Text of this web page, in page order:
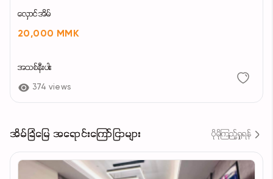
လှောင်အိမ်
20,000 MMK
အသစ်နီးပါး
374 views
အိမ်ခြံမြေ အရောင်းကြော်ငြာများ ပိုမိုကြည့်ရှုရန်